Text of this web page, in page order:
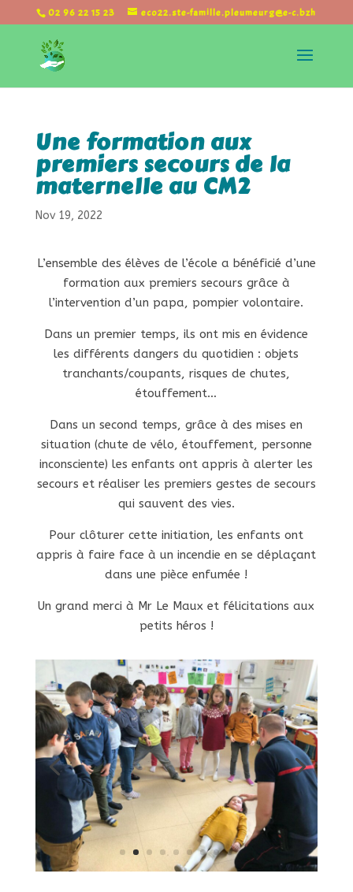
02 96 22 15 23 eco22.ste-famille.pleumeurg@e-c.bzh
Une formation aux
premiers secours de la
maternelle au CM2
Nov 19, 2022
L’ensemble des élèves de l’école a bénéficié d’une
formation aux premiers secours grâce à
l’intervention d’un papa, pompier volontaire.
Dans un premier temps, ils ont mis en évidence
les différents dangers du quotidien : objets
tranchants/coupants, risques de chutes,
étouffement…
Dans un second temps, grâce à des mises en
situation (chute de vélo, étouffement, personne
inconsciente) les enfants ont appris à alerter les
secours et réaliser les premiers gestes de secours
qui sauvent des vies.
Pour clôturer cette initiation, les enfants ont
appris à faire face à un incendie en se déplaçant
dans une pièce enfumée !
Un grand merci à Mr Le Maux et félicitations aux
petits héros !